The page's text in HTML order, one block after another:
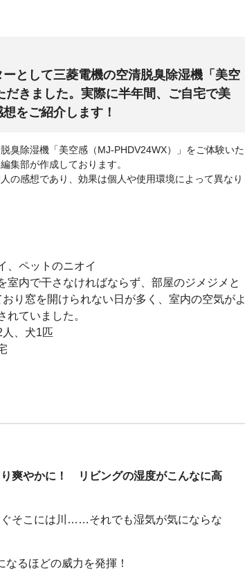
として三菱電機の空清脱臭除湿機「美空
きました。実際に半年間、ご自宅で美
をご紹介します！
臭除湿機「美空感（MJ-PHDV24WX）」をご体験いた
集部が作成しております。
の感想であり、効果は個人や使用環境によって異なり
、ペットのニオイ
内で干さなければならず、部屋のジメジメと
り窓を開けられない日が多く、室内の空気がよ
れていました。
、犬1匹
爽やかに！ リビングの湿度がこんなに高
そこには川……それでも湿気が気にならな
るほどの威力を発揮！